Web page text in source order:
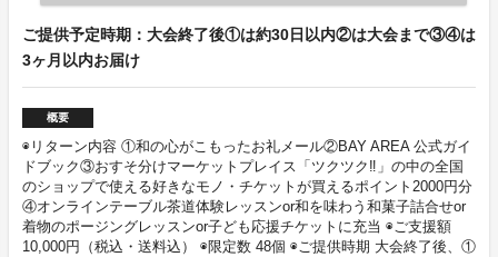
ご提供予定時期：大会終了後①は約30日以内②は大会まで③④は
3ヶ月以内お届け
概要
◉リターン内容 ①和の心がこもったお礼メール②BAY AREA 公式ガイ
ドブック③おすそ分けマーケットプレイス「ツクツク‼」の中の全国
のショップで使える好きなモノ・チケットが買えるポイント2000円分
④オンラインテーブル茶道体験レッスンor和を味わう和菓子詰合せor
着物のポージングレッスンor子ども応援チケットに充当 ◉ご支援額
10,000円（税込・送料込） ◉限定数 48個 ◉ご提供時期 大会終了後、①